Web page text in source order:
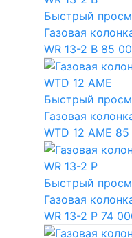
Быстрый
Газовая
WR 13-2 В 85
Быстрый
Газовая
WTD 12 AME 85
Быстрый
Газовая
WR 13-2 P 74